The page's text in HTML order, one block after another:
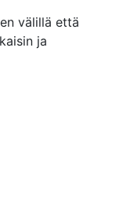
välillä että
ja